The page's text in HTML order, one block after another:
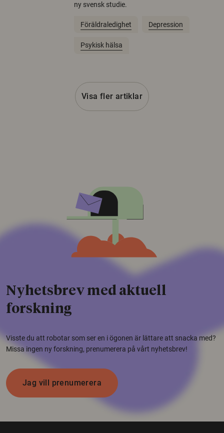
ny svensk studie.
Föräldraledighet Depression
Psykisk hälsa
Visa fler artiklar
Nyhetsbrev med aktuell
forskning
Visste du att robotar som ser en i ögonen är lättare att snacka med?
Missa ingen ny forskning, prenumerera på vårt nyhetsbrev!
Jag vill prenumerera